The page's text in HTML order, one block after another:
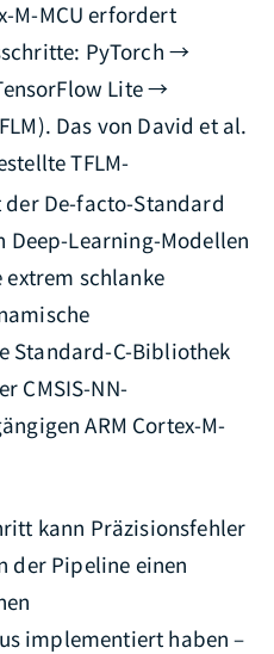
M-MCU erfordert
PyTorch →
Lite →
Das von David et al.
TFLM-
De-facto-Standard
Learning-Modellen
extrem schlanke
Standard-C-Bibliothek
CMSIS-NN-
ARM Cortex-M-
kann Präzisionsfehler
der Pipeline einen
implementiert haben –